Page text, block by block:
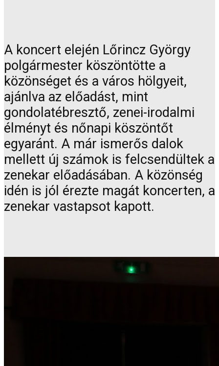
A koncert elején Lőrincz György
polgármester köszöntötte a
közönséget és a város hölgyeit,
ajánlva az előadást, mint
gondolatébresztő, zenei-irodalmi
élményt és nőnapi köszöntőt
egyaránt. A már ismerős dalok
mellett új számok is felcsendültek a
zenekar előadásában. A közönség
idén is jól érezte magát koncerten, a
zenekar vastapsot kapott.